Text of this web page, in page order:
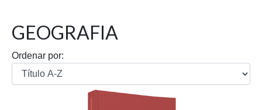
GEOGRAFIA
Ordenar por: